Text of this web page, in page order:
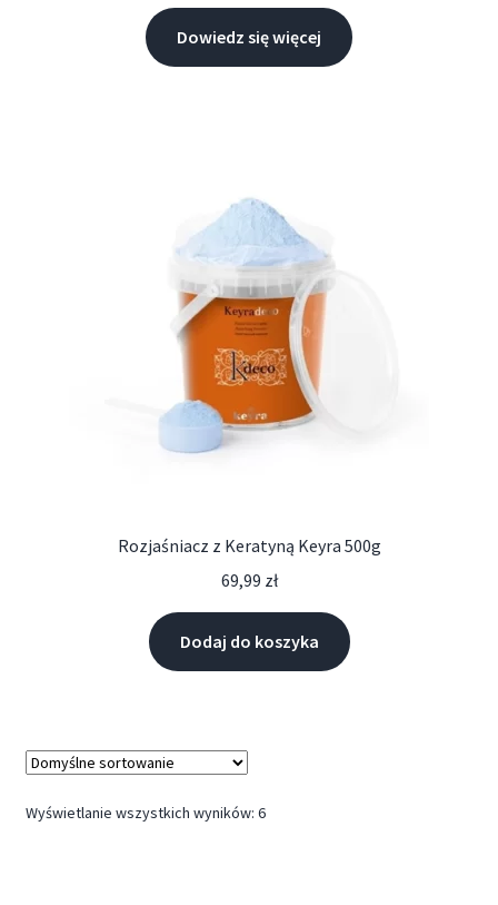
Dowiedz się więcej
Rozjaśniacz z Keratyną Keyra 500g
69,99 zł
Dodaj do koszyka
Wyświetlanie wszystkich wyników: 6